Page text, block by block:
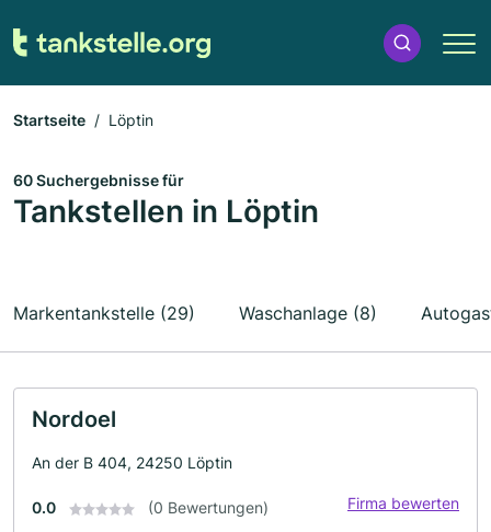
Startseite Löptin
60 Suchergebnisse für
Tankstellen in Löptin
Markentankstelle (29) Waschanlage (8)
Nordoel
An der B 404, 24250 Löptin
0.0 (0 Bewertungen) Firma bewerten